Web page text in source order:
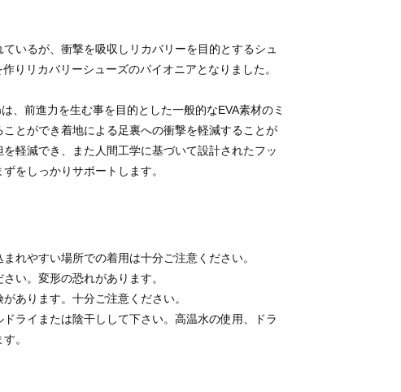
いるが、衝撃を吸収しリカバリーを目的とするシュ
りリカバリーシューズのパイオニアとなりました。
、前進力を生む事を目的とした一般的なEVA素材のミ
とができ着地による足裏への衝撃を軽減することが
軽減でき、また人間工学に基づいて設計されたフッ
をしっかりサポートします。
れやすい場所での着用は十分ご注意ください。
い。変形の恐れがあります。
あります。十分ご注意ください。
ライまたは陰干しして下さい。高温水の使用、ドラ
。